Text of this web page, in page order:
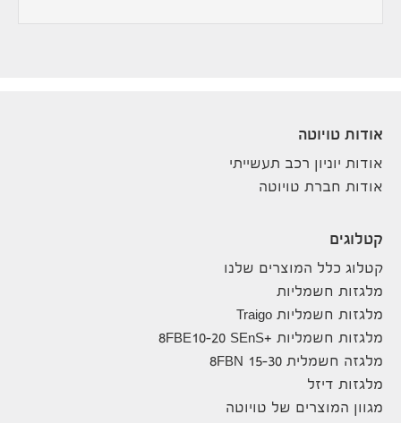
אודות טויוטה
אודות יוניון רכב תעשייתי
אודות חברת טויוטה
קטלוגים
קטלוג כלל המוצרים שלנו
מלגזות חשמליות
מלגזות חשמליות Traigo
מלגזות חשמליות +8FBE10-20 SEnS
מלגזה חשמלית 8FBN 15-30
מלגזות דיזל
מגוון המוצרים של טויוטה